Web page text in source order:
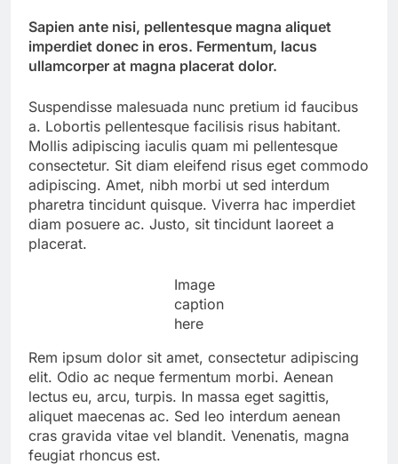
Sapien ante nisi, pellentesque magna aliquet
imperdiet donec in eros. Fermentum, lacus
ullamcorper at magna placerat dolor.
Suspendisse malesuada nunc pretium id faucibus
a. Lobortis pellentesque facilisis risus habitant.
Mollis adipiscing iaculis quam mi pellentesque
consectetur. Sit diam eleifend risus eget commodo
adipiscing. Amet, nibh morbi ut sed interdum
pharetra tincidunt quisque. Viverra hac imperdiet
diam posuere ac. Justo, sit tincidunt laoreet a
placerat.
Image
caption
here
Rem ipsum dolor sit amet, consectetur adipiscing
elit. Odio ac neque fermentum morbi. Aenean
lectus eu, arcu, turpis. In massa eget sagittis,
aliquet maecenas ac. Sed leo interdum aenean
cras gravida vitae vel blandit. Venenatis, magna
feugiat rhoncus est.